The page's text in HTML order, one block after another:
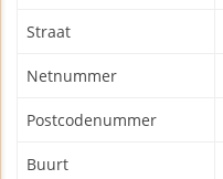
Straat
Netnummer
Postcodenummer
Buurt